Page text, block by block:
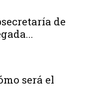
de
será el